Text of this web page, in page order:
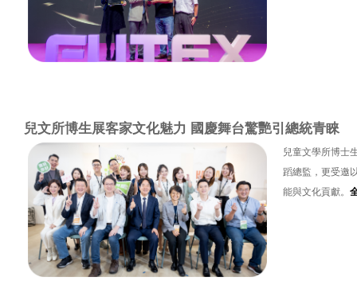
兒文所博生展客家文化魅力 國慶舞台驚艷引總統青睞
兒童文學所博士
蹈總監，更受邀
能與文化貢獻。